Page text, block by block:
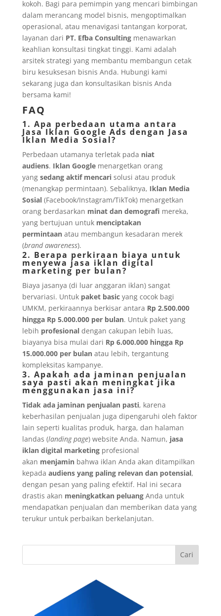
kokoh. Bagi para pemimpin yang mencari bimbingan
dalam merancang model bisnis, mengoptimalkan
operasional, atau menavigasi tantangan korporat,
layanan dari PT. Efba Consultingmenawarkan
keahlian konsultasi tingkat tinggi. Kami adalah
arsitek strategi yang membantu membangun cetak
biru kesuksesan bisnis Anda. Hubungi kami
sekarang juga dan konsultasikan bisnis Anda
bersama kami!
FAQ
1. Apa perbedaan utama antara
Jasa Iklan Google Ads dengan Jasa
Iklan Media Sosial?
Perbedaan utamanya terletak pada niat
audiens. Iklan Googlemenargetkan orang
yang sedang aktif mencarisolusi atau produk
(menangkap permintaan). Sebaliknya, Iklan Media
Sosial(Facebook/Instagram/TikTok) menargetkan
orang berdasarkan minat dan demografi mereka,
yang bertujuan untuk menciptakan
permintaanatau membangun kesadaran merek
(brand awareness).
2. Berapa perkiraan biaya untuk
menyewa jasa iklan digital
marketing per bulan?
Biaya jasanya (di luar anggaran iklan) sangat
bervariasi. Untuk paket basicyang cocok bagi
UMKM, perkiraannya berkisar antara Rp 2.500.000
hingga Rp 5.000.000 per bulan. Untuk paket yang
lebih profesionaldengan cakupan lebih luas,
biayanya bisa mulai dari Rp 6.000.000 hingga Rp
15.000.000 per bulanatau lebih, tergantung
kompleksitas kampanye.
3. Apakah ada jaminan penjualan
saya pasti akan meningkat jika
menggunakan jasa ini?
Tidak ada jaminan penjualan pasti, karena
keberhasilan penjualan juga dipengaruhi oleh faktor
lain seperti kualitas produk, harga, dan halaman
landas (landing page) website Anda. Namun, jasa
iklan digital marketingprofesional
akan menjaminbahwa iklan Anda akan ditampilkan
kepada audiens yang paling relevan dan potensial,
dengan pesan yang paling efektif. Hal ini secara
drastis akan meningkatkan peluangAnda untuk
mendapatkan penjualan dan memberikan data yang
terukur untuk perbaikan berkelanjutan.
Cari